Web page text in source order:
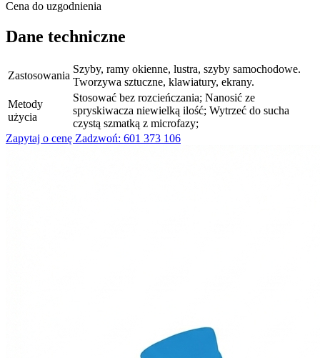
Cena do uzgodnienia
Dane techniczne
Zastosowania
Szyby, ramy okienne, lustra, szyby samochodowe.
Tworzywa sztuczne, klawiatury, ekrany.
Metody
użycia
Stosować bez rozcieńczania; Nanosić ze
spryskiwacza niewielką ilość; Wytrzeć do sucha
czystą szmatką z microfazy;
Zapytaj o cenę Zadzwoń: 601 373 106